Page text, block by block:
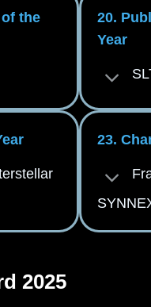
the
20.
Year
23.
2025